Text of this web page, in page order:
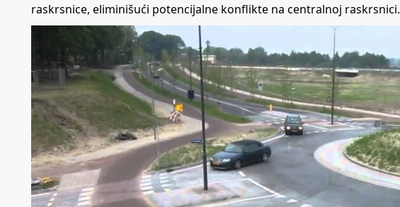
raskrsnice, eliminišući potencijalne konflikte na centralnoj raskrsnici.